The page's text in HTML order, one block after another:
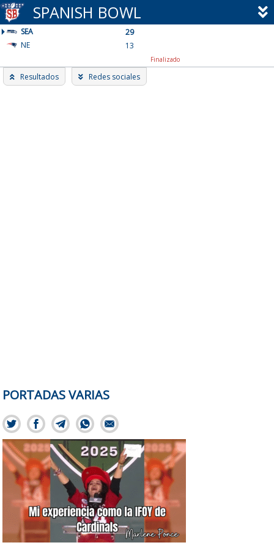
Skip
to
content
SPANISH BOWL
SEA
29
NE
13
Finalizado
Resultados Redes sociales
PORTADAS VARIAS